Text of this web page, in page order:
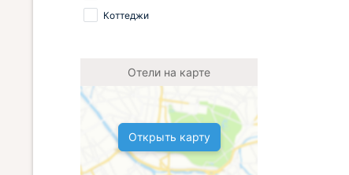
Коттеджи
Отели на карте
Открыть карту